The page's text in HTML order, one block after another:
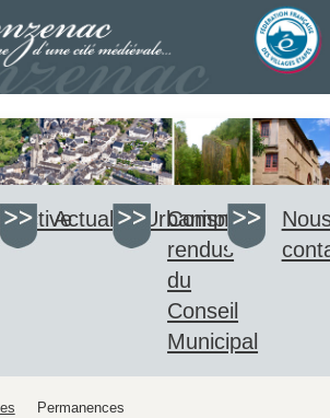
ActualitéUrbanisme
Comptes-
rendus
du
Conseil
Municipal
Permanences